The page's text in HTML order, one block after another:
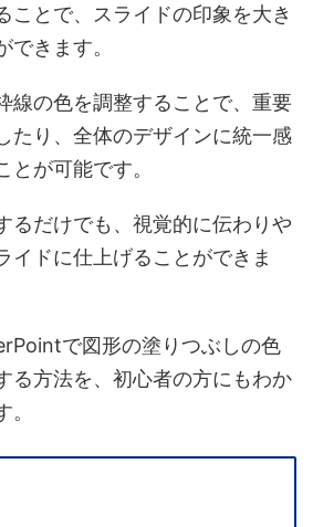
ことで、スライドの印象を大き
できます。
線の色を調整することで、重要
たり、全体のデザインに統一感
とが可能です。
るだけでも、視覚的に伝わりや
イドに仕上げることができま
で図形の塗りつぶしの色
る方法を、初心者の方にもわか